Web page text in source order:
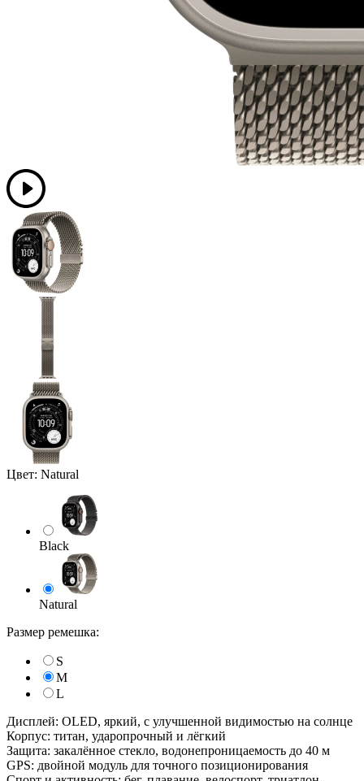
Цвет: Natural
Black
Natural
Размер ремешка:
S
M
L
Дисплей: OLED, яркий, с улучшенной видимостью на солнце
Корпус: титан, ударопрочный и лёгкий
Защита: закалённое стекло, водонепроницаемость до 40 м
GPS: двойной модуль для точного позиционирования